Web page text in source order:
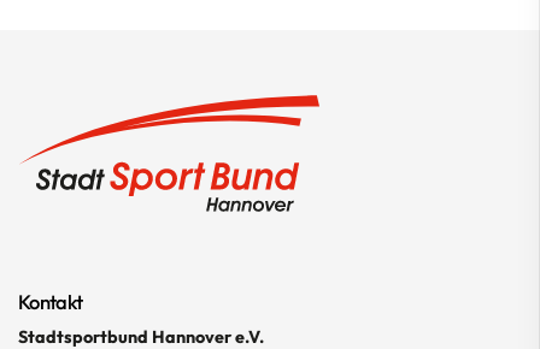
Kontakt
Stadtsportbund Hannover e.V.